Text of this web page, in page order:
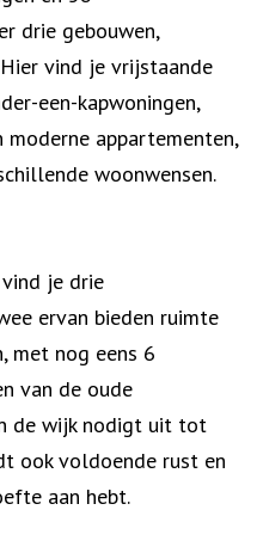
drie gebouwen,
vind je vrijstaande
een-kapwoningen,
appartementen,
woonwensen.
je drie
ervan bieden ruimte
met nog eens 6
van de oude
de wijk nodigt uit tot
ook voldoende rust en
aan hebt.